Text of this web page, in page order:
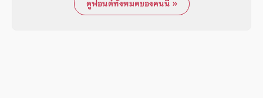
ดูฟอนต์ทั้งหมดของคนนี้ »